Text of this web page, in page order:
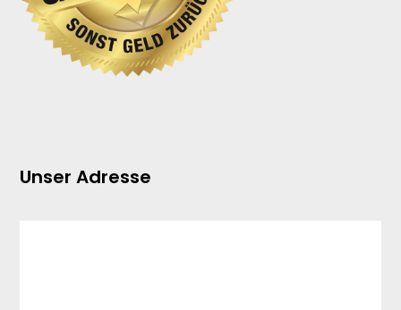
Unser Adresse